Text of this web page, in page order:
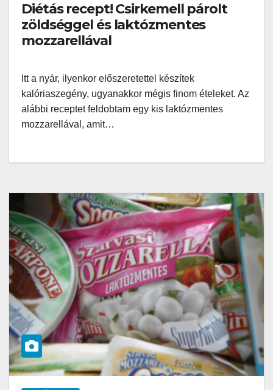
Diétás recept! Csirkemell párolt
zöldséggel és laktózmentes
mozzarellával
Itt a nyár, ilyenkor előszeretettel készítek
kalóriaszegény, ugyanakkor mégis finom ételeket. Az
alábbi receptet feldobtam egy kis laktózmentes
mozzarellával, amit…